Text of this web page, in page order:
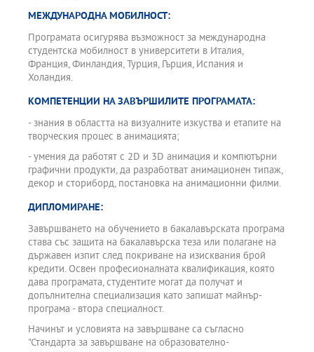
МЕЖДУНАРОДНА МОБИЛНОСТ:
Програмата осигурява възможност за международна
студентска мобилност в университети в Италия,
Франция, Финландия, Турция, Гърция, Испания и
Холандия.
КОМПЕТЕНЦИИ НА ЗАВЪРШИЛИТЕ ПРОГРАМАТА:
- знания в областта на визуалните изкуства и етапите на
творческия процес в анимацията;
- умения да работят с 2D и 3D анимация и компютърни
графични продукти, да разработват анимационен типаж,
декор и сториборд, постановка на анимационни филми.
ДИПЛОМИРАНЕ:
Завършването на обучението в бакалавърската програма
става със защита на бакалавърска теза или полагане на
държавен изпит след покриване на изисквания брой
кредити. Освен професионалната квалификация, която
дава програмата, студентите могат да получат и
допълнителна специализация като запишат майнър-
програма - втора специалност.
Начинът и условията на завършване са съгласно
"Стандарта за завършване на образователно-